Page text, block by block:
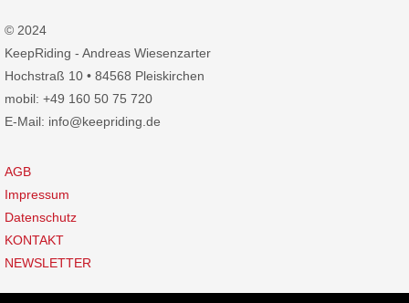
© 2024
KeepRiding - Andreas Wiesenzarter
Hochstraß 10 • 84568 Pleiskirchen
mobil: +49 160 50 75 720
E-Mail: info@keepriding.de
AGB
Impressum
Datenschutz
KONTAKT
NEWSLETTER